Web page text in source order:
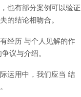
也有部分案例可以验证
的结论相吻合。
经历 与个人见解的作
议与介绍。
运用中，我们应当 结